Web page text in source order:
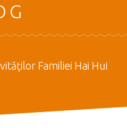
Familiei Hai Hui